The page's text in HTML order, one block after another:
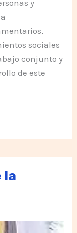
y
sociales
conjunto y
de este
la